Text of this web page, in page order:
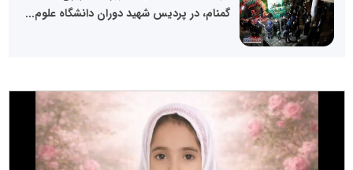
گمنام، در پردیس شهید دوران دانشگاه علوم...